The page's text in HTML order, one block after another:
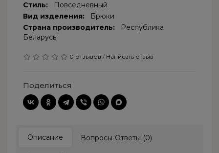
Стиль:
Повседневный
Вид изделения:
Брюки
Страна производитель:
Республика
Беларусь
0 отзывов / Написать отзыв
Поделиться
Описание Вопросы-Ответы (0)